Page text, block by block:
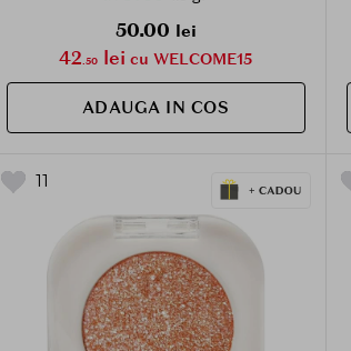
50.00 lei
42.50 lei cu WELCOME15
ADAUGA IN COS
11